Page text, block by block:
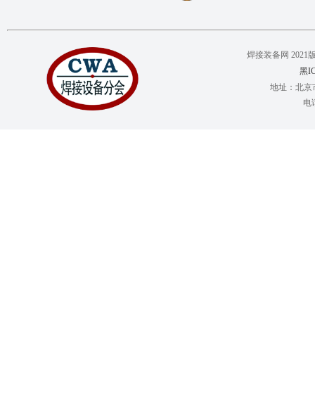
焊接装备网 2021
黑
地址：北京
电